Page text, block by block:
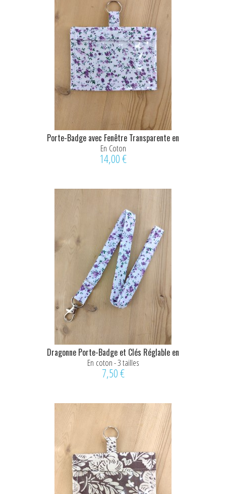
Porte-Badge avec Fenêtre Transparente en
Coton – Motif...
En Coton
14,00 €
Dragonne Porte-Badge et Clés Réglable en
Coton – Motif...
En coton - 3 tailles
7,50 €